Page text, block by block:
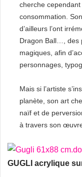
cherche
consommation.
d’ailleurs l’ont
Dragon Ball…, des
magiques, afin
personnages,
Mais si l’artiste
planète, son art
naïf et de
à travers son
GUGLI acrylique